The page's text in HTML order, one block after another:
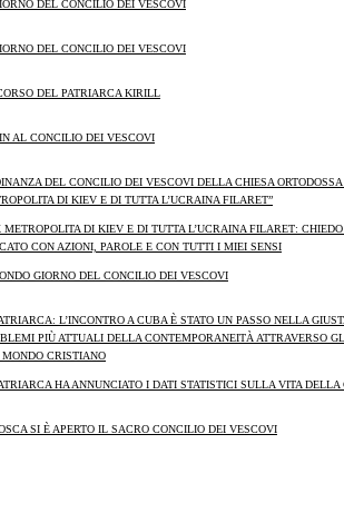
DEL CONCILIO DEI VESCOVI
DEL CONCILIO DEI VESCOVI
DEL PATRIARCA KIRILL
AL CONCILIO DEI VESCOVI
DEL CONCILIO DEI VESCOVI DELLA CHIESA ORTODOSSA
DI KIEV E DI TUTTA L’UCRAINA FILARET”
METROPOLITA DI KIEV E DI TUTTA L’UCRAINA FILARET:
CON AZIONI, PAROLE E CON TUTTI I MIEI SENSI
GIORNO DEL CONCILIO DEI VESCOVI
L’INCONTRO A CUBA È STATO UN PASSO NELLA
PIÙ ATTUALI DELLA CONTEMPORANEITÀ ATTRAVERSO
CRISTIANO
HA ANNUNCIATO I DATI STATISTICI SULLA VITA DELLA
SI È APERTO IL SACRO CONCILIO DEI VESCOVI